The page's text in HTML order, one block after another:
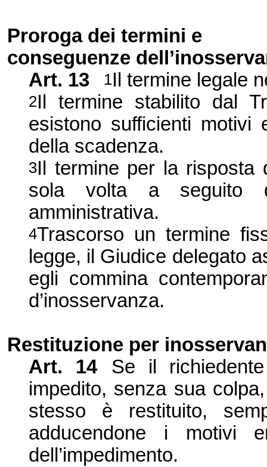
Proroga dei termini e
conseguenze del
Art. 13 1Il termine legale
2Il termine stabilito dal
esistono sufficienti
della scadenza.
3Il termine per la risposta
sola volta a seguito
amministrativa.
4Trascorso un termine
legge, il Giudice delegato
egli commina
d’inosservanza.
Restituzione per
Art.
14
Se il
impedito, senza sua
stesso è restituito,
adducendone i motivi
dell’impedimento.